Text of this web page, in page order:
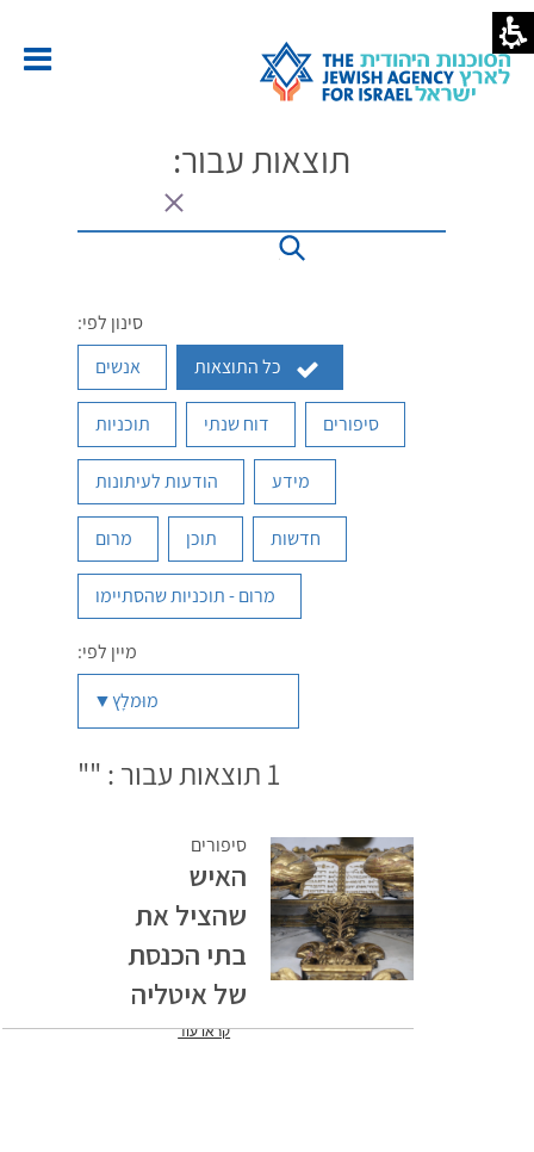
קאסוטו
הסוכנות
היהודית
תוצאות עבור:
סינון לפי:
כל התוצאות
אנשים
סיפורים דוח שנתי תוכניות
מידע הודעות לעיתונות
חדשות תוכן מרום
מרום - תוכניות שהסתיימו
מיין לפי:
מוּמלָץ
1 תוצאות עבור : ""
סיפורים
האיש
שהציל את
בתי הכנסת
של איטליה
קראו עוד